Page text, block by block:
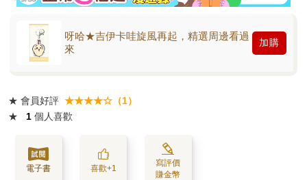
呀哈★吉伊卡哇旋風再起，精選周邊看過
來
加購
★ 會員好評 ★★★★☆（1）
★
1 個人喜歡
電子書 喜歡+1
寫評價
賺金幣